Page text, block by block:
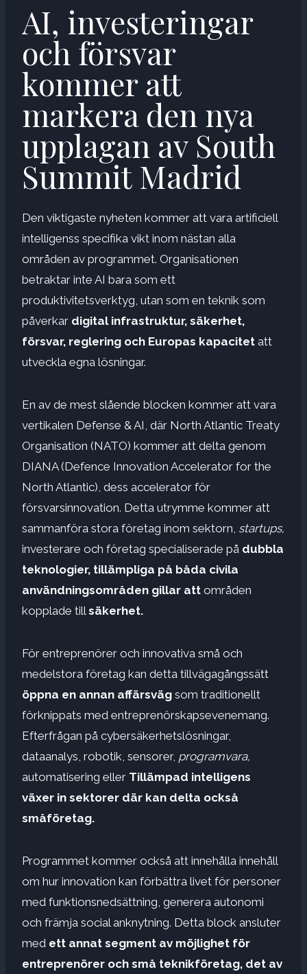
AI, investeringar
och försvar
kommer att
markera den nya
upplagan av South
Summit Madrid
Den viktigaste nyheten kommer att vara artificiell
intelligenss specifika vikt inom nästan alla
områden av programmet. Organisationen
betraktar inte AI bara som ett
produktivitetsverktyg, utan som en teknik som
påverkar digital infrastruktur, säkerhet,
försvar, reglering och Europas kapacitet att
utveckla egna lösningar.
En av de mest slående blocken kommer att vara
vertikalen Defense & AI, där North Atlantic Treaty
Organisation (NATO) kommer att delta genom
DIANA (Defence Innovation Accelerator for the
North Atlantic), dess accelerator för
försvarsinnovation. Detta utrymme kommer att
sammanföra stora företag inom sektorn, startups,
investerare och företag specialiserade på dubbla
teknologier, tillämpliga på båda civila
användningsområden gillar att områden
kopplade till säkerhet.
För entreprenörer och innovativa små och
medelstora företag kan detta tillvägagångssätt
öppna en annan affärsväg som traditionellt
förknippats med entreprenörskapsevenemang.
Efterfrågan på cybersäkerhetslösningar,
dataanalys, robotik, sensorer, programvara,
automatisering eller Tillämpad intelligens
växer in sektorer där kan delta också
småföretag.
Programmet kommer också att innehålla innehåll
om hur innovation kan förbättra livet för personer
med funktionsnedsättning, generera autonomi
och främja social anknytning. Detta block ansluter
med ett annat segment av möjlighet för
entreprenörer och små teknikföretag, det av